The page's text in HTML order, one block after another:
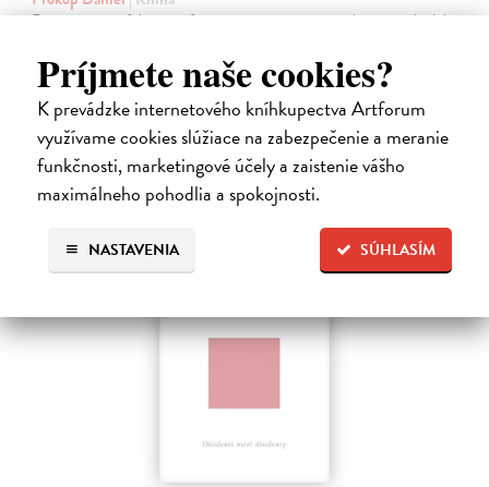
Príjmete naše cookies?
K prevádzke internetového kníhkupectva Artforum
využívame cookies slúžiace na zabezpečenie a meranie
funkčnosti, marketingové účely a zaistenie vášho
maximálneho pohodlia a spokojnosti.
SÚHLASÍM
NASTAVENIA
Rovné šance, efektivní reformy a prosperita širší společnosti jako lék
nespravedlností. Chudé děti mají malou šanci získat kvalitní vzdělání.
Na sklade
24,51 €
25,80 € ?
novinka